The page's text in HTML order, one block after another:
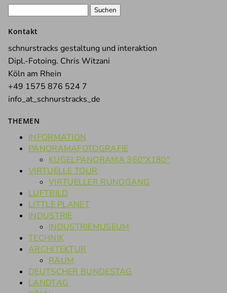
Kontakt
schnurstracks gestaltung und interaktion
Dipl.-Fotoing. Chris Witzani
Köln am Rhein
+49 1575 876 524 7
info_at_schnurstracks_de
THEMEN
INFORMATION
PANORAMAFOTOGRAFIE
KUGELPANORAMA 360°X180°
VIRTUELLE TOUR
VIRTUELLER RUNDGANG
LUFTBILD
LITTLE PLANET
INDUSTRIE
INDUSTRIEMUSEUM
TECHNIK
ARCHITEKTUR
RAUM
DEUTSCHER BUNDESTAG
LANDTAG